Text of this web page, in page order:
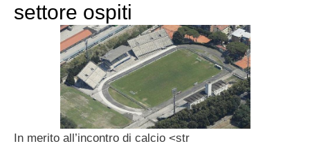
settore ospiti
In merito all’incontro di calcio <str